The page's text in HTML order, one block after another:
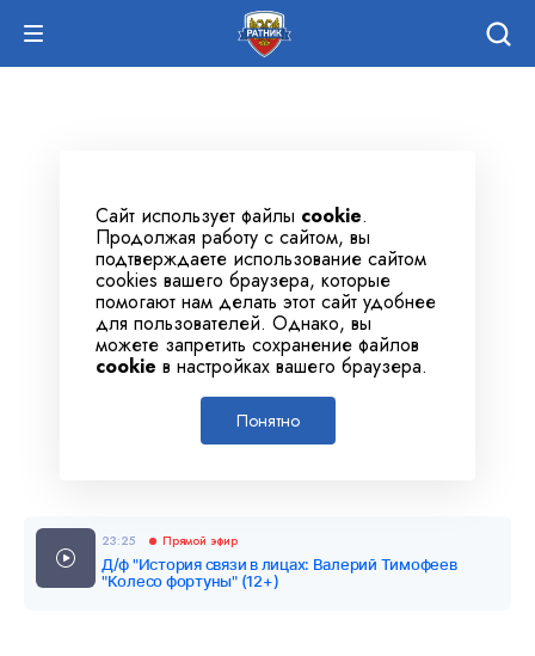
Сайт использует файлы cookie.
Продолжая работу с сайтом, вы
подтверждаете использование сайтом
cookies вашего браузера, которые
помогают нам делать этот сайт удобнее
для пользователей. Однако, вы
можете запретить сохранение файлов
cookie в настройках вашего браузера.
Понятно
23:25 Прямой эфир
Д/ф "История связи в лицах: Валерий Тимофеев
"Колесо фортуны" (12+)